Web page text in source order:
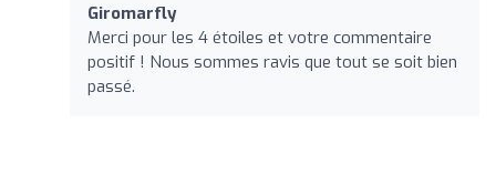
Giromarfly
Merci pour les 4 étoiles et votre commentaire
positif ! Nous sommes ravis que tout se soit bien
passé.